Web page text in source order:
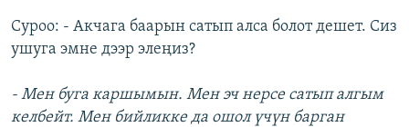
Суроо: - Акчага баарын сатып алса болот дешет. Сиз
ушуга эмне дээр элеңиз?
- Мен буга каршымын. Мен эч нерсе сатып алгым
келбейт. Мен бийликке да ошол үчүн барган